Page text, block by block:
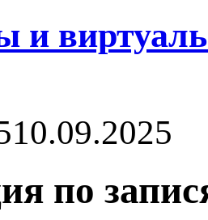
10.09.2025
по